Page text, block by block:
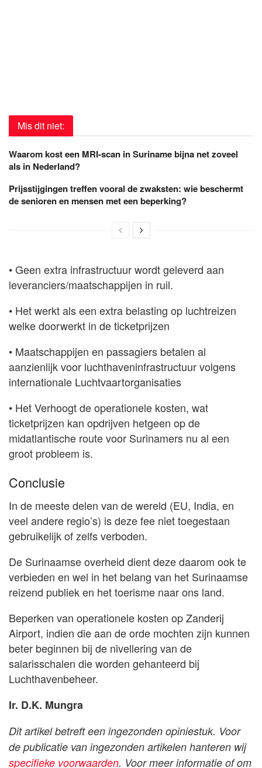
Mis dit niet:
Waarom kost een MRI-scan in Suriname bijna net zoveel
als in Nederland?
Prijsstijgingen treffen vooral de zwaksten: wie beschermt
de senioren en mensen met een beperking?
• Geen extra infrastructuur wordt geleverd aan
leveranciers/maatschappijen in ruil.
• Het werkt als een extra belasting op luchtreizen
welke doorwerkt in de ticketprijzen
• Maatschappijen en passagiers betalen al
aanzienlijk voor luchthaveninfrastructuur volgens
internationale Luchtvaartorganisaties
• Het Verhoogt de operationele kosten, wat
ticketprijzen kan opdrijven hetgeen op de
midatlantische route voor Surinamers nu al een
groot probleem is.
Conclusie
In de meeste delen van de wereld (EU, India, en
veel andere regio’s) is deze fee niet toegestaan
gebruikelijk of zelfs verboden.
De Surinaamse overheid dient deze daarom ook te
verbieden en wel in het belang van het Surinaamse
reizend publiek en het toerisme naar ons land.
Beperken van operationele kosten op Zanderij
Airport, indien die aan de orde mochten zijn kunnen
beter beginnen bij de nivellering van de
salarisschalen die worden gehanteerd bij
Luchthavenbeheer.
Ir. D.K. Mungra
Dit artikel betreft een ingezonden opiniestuk. Voor
de publicatie van ingezonden artikelen hanteren wij
specifieke voorwaarden. Voor meer informatie of om